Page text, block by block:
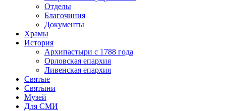
Отделы
Благочиния
Документы
Храмы
История
Архипастыри с 1788 года
Орловская епархия
Ливенская епархия
Святые
Святыни
Музей
Для СМИ